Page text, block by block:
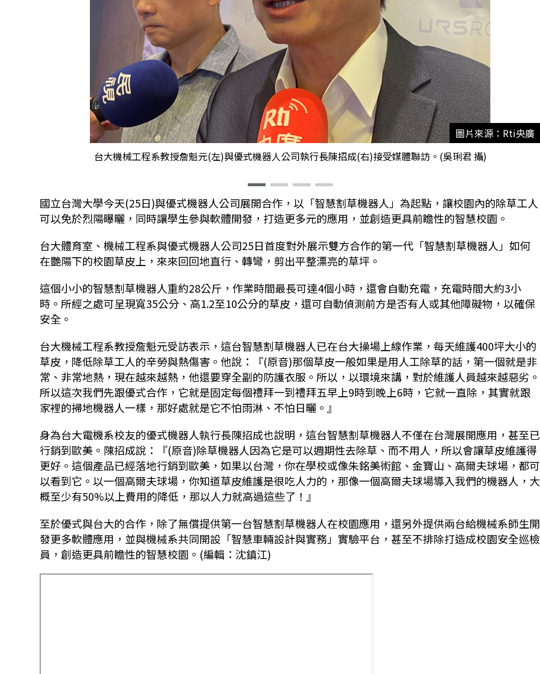
圖片來源：Rti央廣
台大機械工程系教授詹魁元(左)與優式機器人公司執行長陳招成(右)接受媒體聯訪。(吳琍君 攝)
國立台灣大學今天(25日)與優式機器人公司展開合作，以「智慧割草機器人」為起點，讓校園內的除草工人
可以免於烈陽曝曬，同時讓學生參與軟體開發，打造更多元的應用，並創造更具前瞻性的智慧校園。
台大體育室、機械工程系與優式機器人公司25日首度對外展示雙方合作的第一代「智慧割草機器人」如何
在艷陽下的校園草皮上，來來回回地直行、轉彎，剪出平整漂亮的草坪。
這個小小的智慧割草機器人重約28公斤，作業時間最長可達4個小時，還會自動充電，充電時間大約3小
時。所經之處可呈現寬35公分、高1.2至10公分的草皮，還可自動偵測前方是否有人或其他障礙物，以確保
安全。
台大機械工程系教授詹魁元受訪表示，這台智慧割草機器人已在台大操場上線作業，每天維護400坪大小的
草皮，降低除草工人的辛勞與熱傷害。他說：『(原音)那個草皮一般如果是用人工除草的話，第一個就是非
常、非常地熱，現在越來越熱，他還要穿全副的防護衣服。所以，以環境來講，對於維護人員越來越惡劣。
所以這次我們先跟優式合作，它就是固定每個禮拜一到禮拜五早上9時到晚上6時，它就一直除，其實就跟
家裡的掃地機器人一樣，那好處就是它不怕雨淋、不怕日曬。』
身為台大電機系校友的優式機器人執行長陳招成也說明，這台智慧割草機器人不僅在台灣展開應用，甚至已
行銷到歐美。陳招成說：『(原音)除草機器人因為它是可以週期性去除草、而不用人，所以會讓草皮維護得
更好。這個產品已經落地行銷到歐美，如果以台灣，你在學校或像朱銘美術館、金寶山、高爾夫球場，都可
以看到它。以一個高爾夫球場，你知道草皮維護是很吃人力的，那像一個高爾夫球場導入我們的機器人，大
概至少有50%以上費用的降低，那以人力就高過這些了！』
至於優式與台大的合作，除了無償提供第一台智慧割草機器人在校園應用，還另外提供兩台給機械系師生開
發更多軟體應用，並與機械系共同開設「智慧車輛設計與實務」實驗平台，甚至不排除打造成校園安全巡檢
員，創造更具前瞻性的智慧校園。(編輯：沈鎮江)